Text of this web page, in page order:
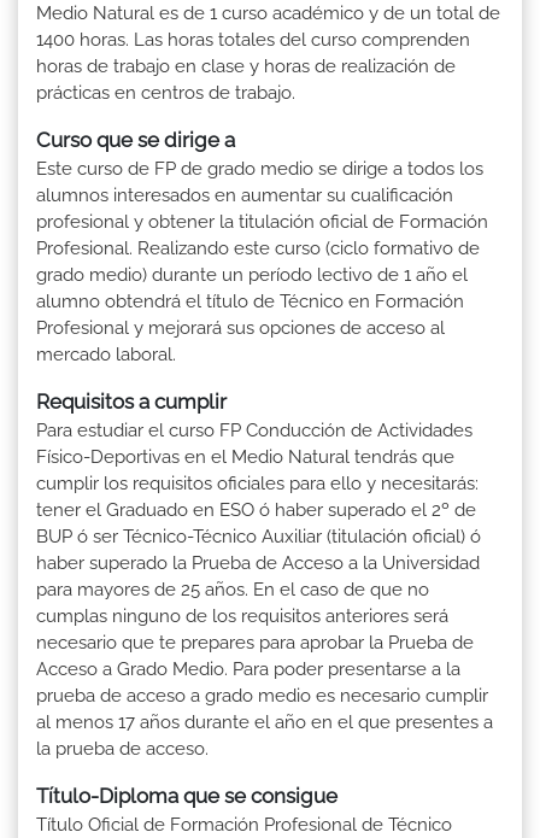
Medio Natural es de 1 curso académico y de un total de
1400 horas. Las horas totales del curso comprenden
horas de trabajo en clase y horas de realización de
prácticas en centros de trabajo.
Curso que se dirige a
Este curso de FP de grado medio se dirige a todos los
alumnos interesados en aumentar su cualificación
profesional y obtener la titulación oficial de Formación
Profesional. Realizando este curso (ciclo formativo de
grado medio) durante un período lectivo de 1 año el
alumno obtendrá el título de Técnico en Formación
Profesional y mejorará sus opciones de acceso al
mercado laboral.
Requisitos a cumplir
Para estudiar el curso FP Conducción de Actividades
Físico-Deportivas en el Medio Natural tendrás que
cumplir los requisitos oficiales para ello y necesitarás:
tener el Graduado en ESO ó haber superado el 2º de
BUP ó ser Técnico-Técnico Auxiliar (titulación oficial) ó
haber superado la Prueba de Acceso a la Universidad
para mayores de 25 años. En el caso de que no
cumplas ninguno de los requisitos anteriores será
necesario que te prepares para aprobar la Prueba de
Acceso a Grado Medio. Para poder presentarse a la
prueba de acceso a grado medio es necesario cumplir
al menos 17 años durante el año en el que presentes a
la prueba de acceso.
Título-Diploma que se consigue
Título Oficial de Formación Profesional de Técnico